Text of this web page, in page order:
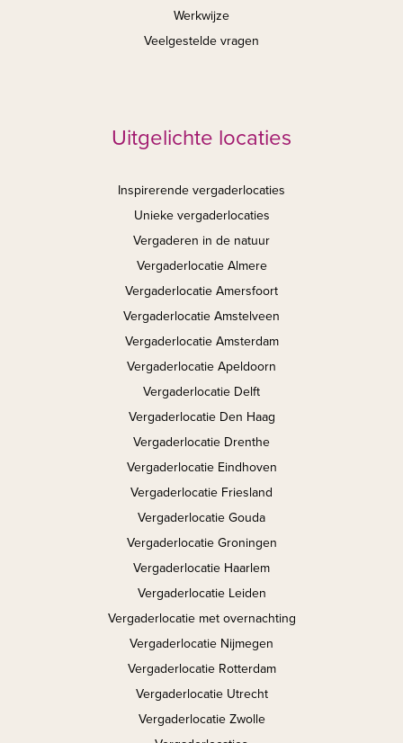
Werkwijze
Veelgestelde vragen
Uitgelichte locaties
Inspirerende vergaderlocaties
Unieke vergaderlocaties
Vergaderen in de natuur
Vergaderlocatie Almere
Vergaderlocatie Amersfoort
Vergaderlocatie Amstelveen
Vergaderlocatie Amsterdam
Vergaderlocatie Apeldoorn
Vergaderlocatie Delft
Vergaderlocatie Den Haag
Vergaderlocatie Drenthe
Vergaderlocatie Eindhoven
Vergaderlocatie Friesland
Vergaderlocatie Gouda
Vergaderlocatie Groningen
Vergaderlocatie Haarlem
Vergaderlocatie Leiden
Vergaderlocatie met overnachting
Vergaderlocatie Nijmegen
Vergaderlocatie Rotterdam
Vergaderlocatie Utrecht
Vergaderlocatie Zwolle